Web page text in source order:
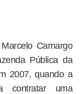
Camargo
Pública da
2007, quando a
contratar uma